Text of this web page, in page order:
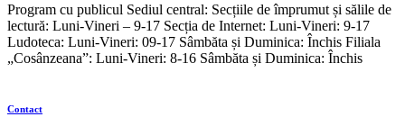
Program cu publicul Sediul central: Secțiile de împrumut și sălile de
lectură: Luni-Vineri – 9-17 Secția de Internet: Luni-Vineri: 9-17
Ludoteca: Luni-Vineri: 09-17 Sâmbăta și Duminica: Închis Filiala
„Cosânzeana”: Luni-Vineri: 8-16 Sâmbăta și Duminica: Închis
Contact